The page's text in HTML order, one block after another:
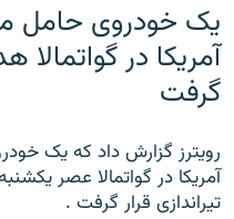
یک خودروی حامل
آمریکا در گواتمالا
گرفت
رویترز گزارش داد که یک
آمریکا در گواتمالا عصر
تیراندازی قرار گرفت .